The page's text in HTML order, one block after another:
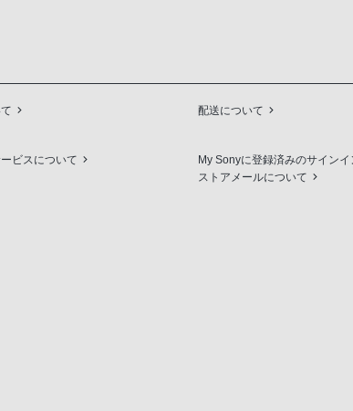
配送について
ビスについて
My Sonyに登録済みのサインイ
ストアメールについて